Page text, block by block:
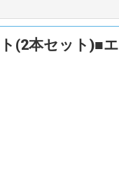
(2本セット)■エ